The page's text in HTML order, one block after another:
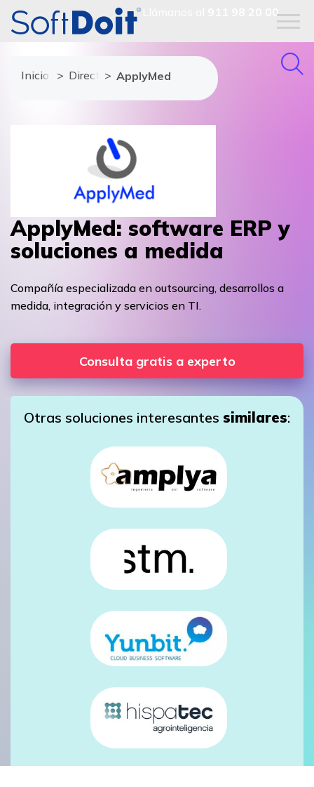
911 98 20 00
Inicio Directorio de proveedores
ApplyMed
ApplyMed: software ERP y
soluciones a medida
Compañía especializada en outsourcing, desarrollos a
medida, integración y servicios en TI.
Consulta gratis a experto
Otras soluciones interesantes similares: